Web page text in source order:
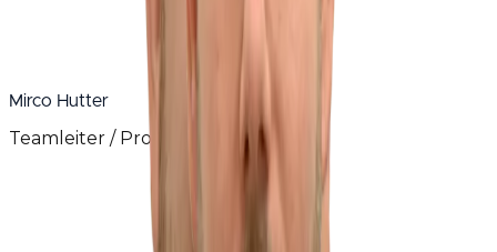
müssen Wind und Wetter standhalten – und alles
muss einwandfrei zusammenspielen.
Mirco Hutter
Teamleiter / Projektleiter Metallbau